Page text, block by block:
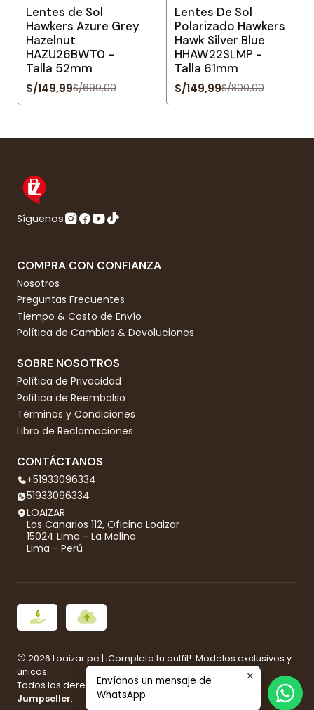
Lentes de Sol
Hawkers Azure Grey
Hazelnut
HAZU26BWT0 -
Talla 52mm
S/149,99S/699,00
Lentes De Sol
Polarizado Hawkers
Hawk Silver Blue
HHAW22SLMP -
Talla 61mm
S/149,99S/800,00
Síguenos
COMPRA CON CONFIANZA
Nosotros
Preguntas Frecuentes
Tiempo & Costo de Envío
Política de Cambios & Devoluciones
SOBRE NOSOTROS
Política de Privacidad
Política de Reembolso
Términos y Condiciones
Libro de Reclamaciones
CONTÁCTANOS
+51933096334
51933096334
LOAIZAR
Los Canarios 112, Oficina Loaizar
15024 Lima - La Molina
Lima - Perú
2026 Loaizar.pe | ¡Completa tu outfit!. Modelos exclusivos y
únicos.
Todos los derechos reservados.Desarrollado por
Jumpseller.
Envíanos un mensaje de
WhatsApp